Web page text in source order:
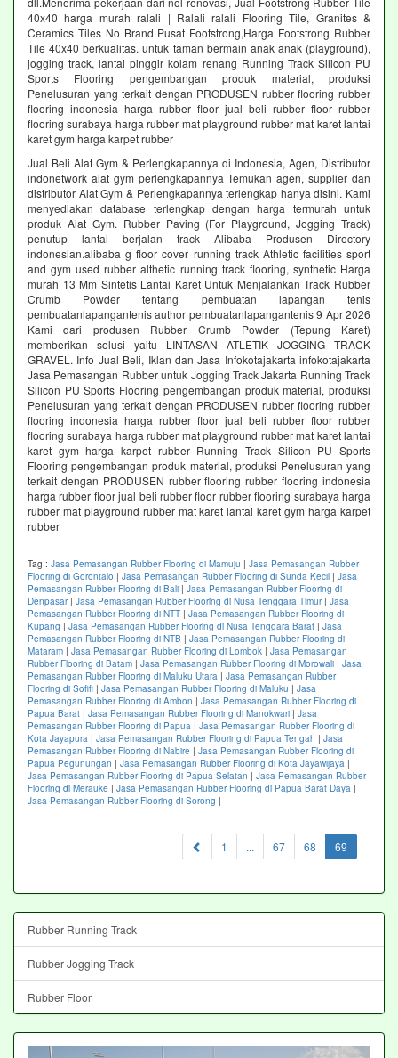
40x40 harga murah ralali | Ralali ralali Flooring Tile, Granites &
Ceramics Tiles No Brand Pusat Footstrong,Harga Footstrong Rubber
Tile 40x40 berkualitas. untuk taman bermain anak anak (playground),
jogging track, lantai pinggir kolam renang Running Track Silicon PU
Sports Flooring pengembangan produk material, produksi
Penelusuran yang terkait dengan PRODUSEN rubber flooring rubber
flooring indonesia harga rubber floor jual beli rubber floor rubber
flooring surabaya harga rubber mat playground rubber mat karet lantai
karet gym harga karpet rubber
Jual Beli Alat Gym & Perlengkapannya di Indonesia, Agen, Distributor
indonetwork alat gym perlengkapannya Temukan agen, supplier dan
distributor Alat Gym & Perlengkapannya terlengkap hanya disini. Kami
menyediakan database terlengkap dengan harga termurah untuk
produk Alat Gym. Rubber Paving (For Playground, Jogging Track)
penutup lantai berjalan track Alibaba Produsen Directory
indonesian.alibaba g floor cover running track Athletic facilities sport
and gym used rubber althetic running track flooring, synthetic Harga
murah 13 Mm Sintetis Lantai Karet Untuk Menjalankan Track Rubber
Crumb Powder tentang pembuatan lapangan tenis
pembuatanlapangantenis author pembuatanlapangantenis 9 Apr 2026
Kami dari produsen Rubber Crumb Powder (Tepung Karet)
memberikan solusi yaitu LINTASAN ATLETIK JOGGING TRACK
GRAVEL. Info Jual Beli, Iklan dan Jasa Infokotajakarta infokotajakarta
Jasa Pemasangan Rubber untuk Jogging Track Jakarta Running Track
Silicon PU Sports Flooring pengembangan produk material, produksi
Penelusuran yang terkait dengan PRODUSEN rubber flooring rubber
flooring indonesia harga rubber floor jual beli rubber floor rubber
flooring surabaya harga rubber mat playground rubber mat karet lantai
karet gym harga karpet rubber Running Track Silicon PU Sports
Flooring pengembangan produk material, produksi Penelusuran yang
terkait dengan PRODUSEN rubber flooring rubber flooring indonesia
harga rubber floor jual beli rubber floor rubber flooring surabaya harga
rubber mat playground rubber mat karet lantai karet gym harga karpet
rubber
Tag : Jasa Pemasangan Rubber Flooring di Mamuju | Jasa Pemasangan Rubber
Flooring di Gorontalo | Jasa Pemasangan Rubber Flooring di Sunda Kecil | Jasa
Pemasangan Rubber Flooring di Bali | Jasa Pemasangan Rubber Flooring di
Denpasar| Jasa Pemasangan Rubber Flooring di Nusa Tenggara Timur| Jasa
Pemasangan Rubber Flooring di NTT | Jasa Pemasangan Rubber Flooring di
Kupang | Jasa Pemasangan Rubber Flooring di Nusa Tenggara Barat | Jasa
Pemasangan Rubber Flooring di NTB | Jasa Pemasangan Rubber Flooring di
Mataram | Jasa Pemasangan Rubber Flooring di Lombok | Jasa Pemasangan
Rubber Flooring di Batam | Jasa Pemasangan Rubber Flooring di Morowali | Jasa
Pemasangan Rubber Flooring di Maluku Utara | Jasa Pemasangan Rubber
Flooring di Sofifi | Jasa Pemasangan Rubber Flooring di Maluku | Jasa
Pemasangan Rubber Flooring di Ambon | Jasa Pemasangan Rubber Flooring di
Papua Barat | Jasa Pemasangan Rubber Flooring di Manokwari | Jasa
Pemasangan Rubber Flooring di Papua | Jasa Pemasangan Rubber Flooring di
Kota Jayapura | Jasa Pemasangan Rubber Flooring di Papua Tengah | Jasa
Pemasangan Rubber Flooring di Nabire | Jasa Pemasangan Rubber Flooring di
Papua Pegunungan | Jasa Pemasangan Rubber Flooring di Kota Jayawijaya |
Jasa Pemasangan Rubber Flooring di Papua Selatan | Jasa Pemasangan Rubber
Flooring di Merauke | Jasa Pemasangan Rubber Flooring di Papua Barat Daya |
Jasa Pemasangan Rubber Flooring di Sorong |
1 ... 67 68 69
Rubber Running Track
Rubber Jogging Track
Rubber Floor